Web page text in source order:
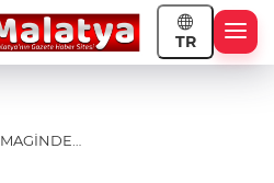
TR
MAGİNDER